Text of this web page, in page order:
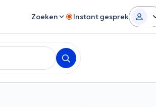
Zoeken Instant gesprek